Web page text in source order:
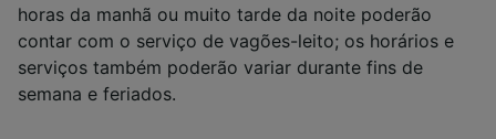
horas da manhã ou muito tarde da noite poderão
contar com o serviço de vagões-leito; os horários e
serviços também poderão variar durante fins de
semana e feriados.